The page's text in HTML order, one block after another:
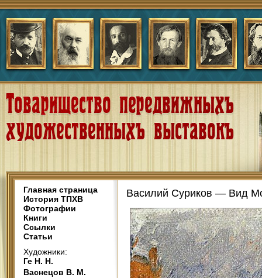
Главная страница
История ТПХВ
Фотографии
Книги
Ссылки
Статьи
Художники:
Ге Н. Н.
Васнецов В. М.
Василий Суриков — Вид